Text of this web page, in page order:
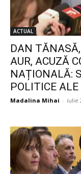
ACTUAL
DAN
AUR, ACUZĂ
NAȚIONALĂ:
POLITICE
Madalina Mihai - iulie